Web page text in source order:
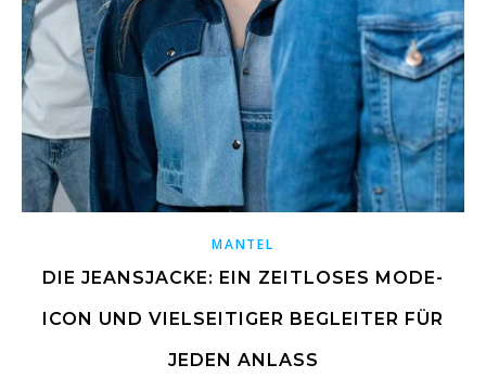
MANTEL
DIE JEANSJACKE: EIN ZEITLOSES MODE-
ICON UND VIELSEITIGER BEGLEITER FÜR
JEDEN ANLASS